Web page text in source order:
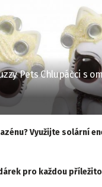
Pets Chlupáčci s
Využijte solární
pro každou